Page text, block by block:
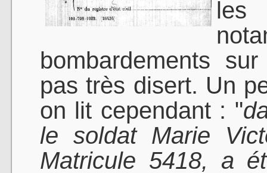
les
bombardements
pas très disert. Un
on lit cependant : "
le soldat Marie
Matricule 5418, a